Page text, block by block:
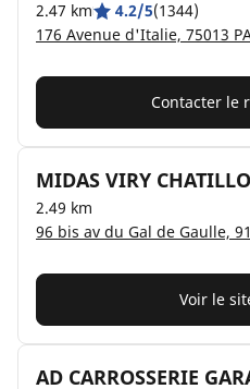
2.47 km 4.2/5(1344)
176 Avenue d'Italie, 75013
Contacter le
MIDAS VIRY
2.49 km
96 bis av du Gal de Gaulle,
Voir le
AD CARROSSERIE